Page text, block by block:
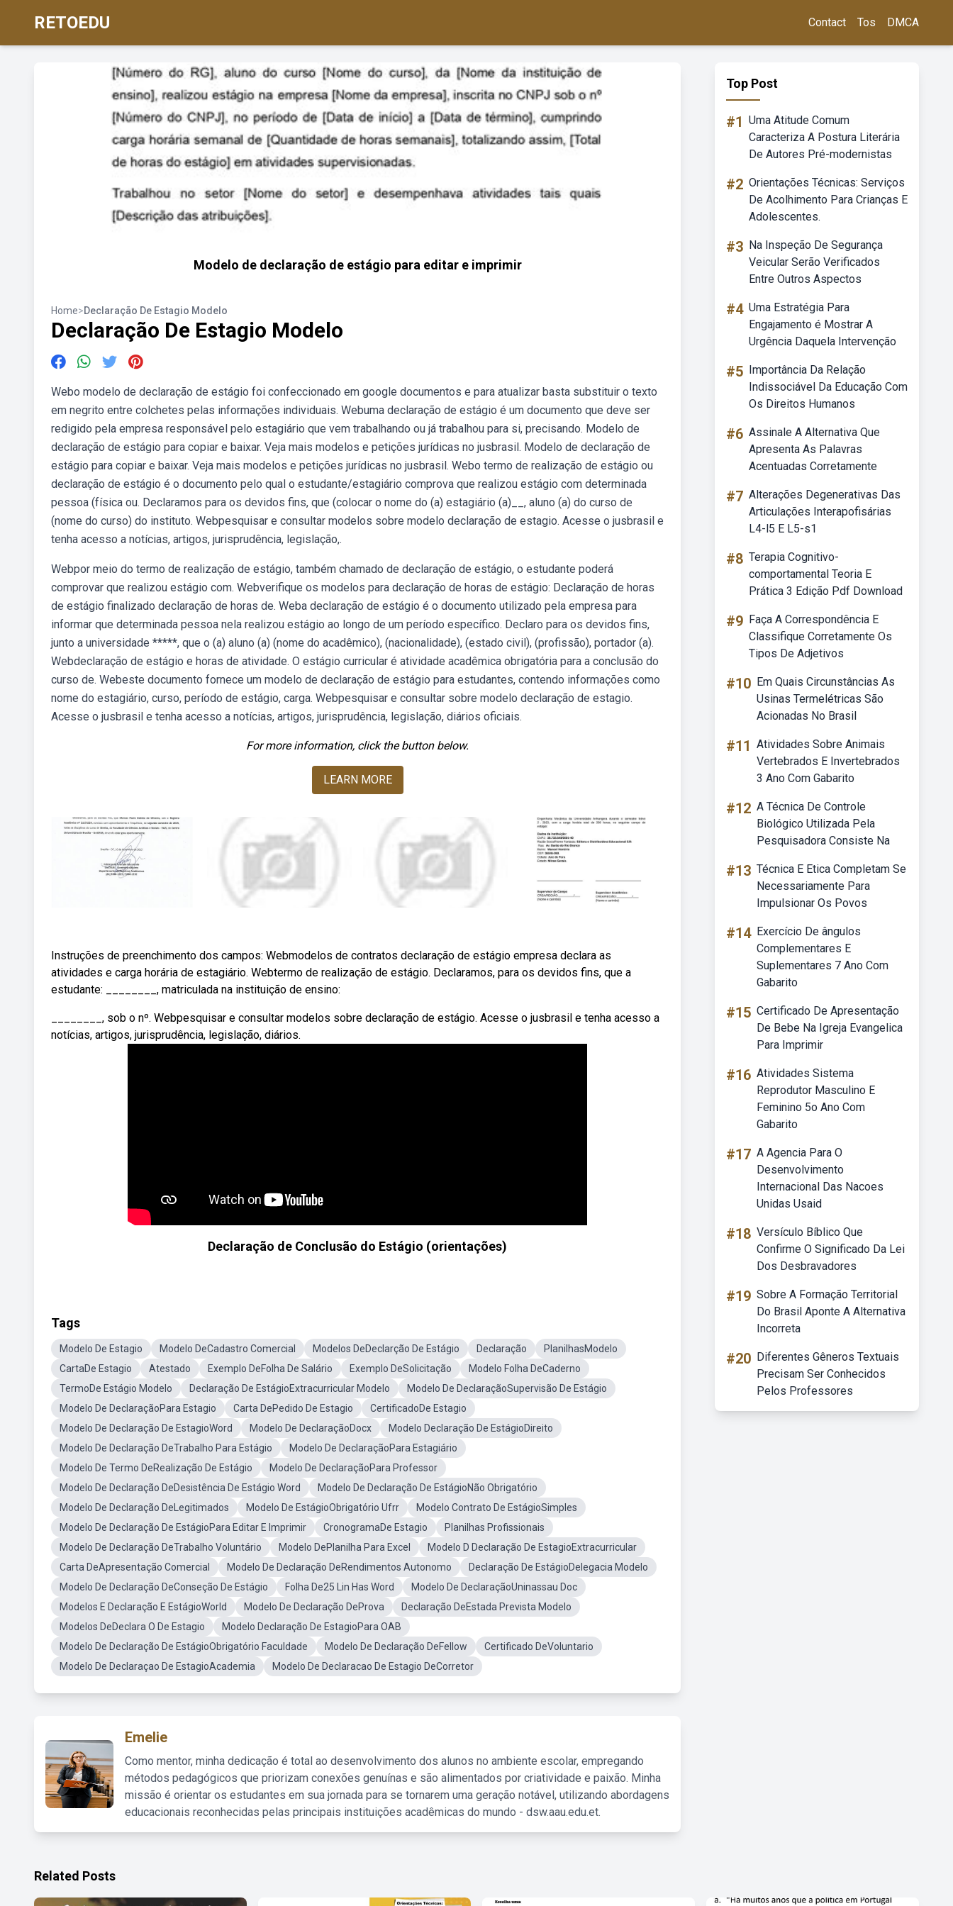
RETOEDU Contact Tos DMCA
Modelo de declaração de estágio para editar e imprimir
Home>Declaração De Estagio Modelo
Declaração De Estagio Modelo
Webo modelo de declaração de estágio foi confeccionado em google documentos e para atualizar basta substituir o texto
em negrito entre colchetes pelas informações individuais. Webuma declaração de estágio é um documento que deve ser
redigido pela empresa responsável pelo estagiário que vem trabalhando ou já trabalhou para si, precisando. Modelo de
declaração de estágio para copiar e baixar. Veja mais modelos e petições jurídicas no jusbrasil. Modelo de declaração de
estágio para copiar e baixar. Veja mais modelos e petições jurídicas no jusbrasil. Webo termo de realização de estágio ou
declaração de estágio é o documento pelo qual o estudante/estagiário comprova que realizou estágio com determinada
pessoa (física ou. Declaramos para os devidos fins, que (colocar o nome do (a) estagiário (a)__, aluno (a) do curso de
(nome do curso) do instituto. Webpesquisar e consultar modelos sobre modelo declaração de estagio. Acesse o jusbrasil e
tenha acesso a notícias, artigos, jurisprudência, legislação,.
Webpor meio do termo de realização de estágio, também chamado de declaração de estágio, o estudante poderá
comprovar que realizou estágio com. Webverifique os modelos para declaração de horas de estágio: Declaração de horas
de estágio finalizado declaração de horas de. Weba declaração de estágio é o documento utilizado pela empresa para
informar que determinada pessoa nela realizou estágio ao longo de um período específico. Declaro para os devidos fins,
junto a universidade *****, que o (a) aluno (a) (nome do acadêmico), (nacionalidade), (estado civil), (profissão), portador (a).
Webdeclaração de estágio e horas de atividade. O estágio curricular é atividade acadêmica obrigatória para a conclusão do
curso de. Webeste documento fornece um modelo de declaração de estágio para estudantes, contendo informações como
nome do estagiário, curso, período de estágio, carga. Webpesquisar e consultar sobre modelo declaração de estagio.
Acesse o jusbrasil e tenha acesso a notícias, artigos, jurisprudência, legislação, diários oficiais.
For more information, click the button below.
LEARN MORE
Instruções de preenchimento dos campos: Webmodelos de contratos declaração de estágio empresa declara as
atividades e carga horária de estagiário. Webtermo de realização de estágio. Declaramos, para os devidos fins, que a
estudante: ________, matriculada na instituição de ensino:
________, sob o nº. Webpesquisar e consultar modelos sobre declaração de estágio. Acesse o jusbrasil e tenha acesso a
notícias, artigos, jurisprudência, legislação, diários.
Declaração de Conclusão do Estágio (orientações)
Tags
Modelo De Estagio Modelo DeCadastro Comercial Modelos DeDeclarção De Estágio Declaração
PlanilhasModelo
CartaDe Estagio
Atestado Exemplo DeFolha De Salário Exemplo DeSolicitação
Modelo Folha DeCaderno
TermoDe Estágio Modelo
Declaração De EstágioExtracurricular Modelo
Modelo De DeclaraçãoSupervisão De Estágio
Modelo De DeclaraçãoPara Estagio
Carta DePedido De Estagio
CertificadoDe Estagio
Modelo De Declaração De EstagioWord
Modelo De DeclaraçãoDocx
Modelo Declaração De EstágioDireito
Modelo De Declaração DeTrabalho Para Estágio
Modelo De DeclaraçãoPara Estagiário
Modelo De Termo DeRealização De Estágio
Modelo De DeclaraçãoPara Professor
Modelo De Declaração DeDesistência De Estágio Word
Modelo De Declaração De EstágioNão Obrigatório
Modelo De Declaração DeLegitimados
Modelo De EstágioObrigatório Ufrr
Modelo Contrato De EstágioSimples
Modelo De Declaração De EstágioPara Editar E Imprimir
CronogramaDe Estagio
Planilhas Profissionais
Modelo De Declaração DeTrabalho Voluntário
Modelo DePlanilha Para Excel
Modelo D Declaração De EstagioExtracurricular
Carta DeApresentação Comercial
Modelo De Declaração DeRendimentos Autonomo
Declaração De EstágioDelegacia Modelo
Modelo De Declaração DeConseção De Estágio
Folha De25 Lin Has Word
Modelo De DeclaraçãoUninassau Doc
Modelos E Declaração E EstágioWorld
Modelo De Declaração DeProva
Declaração DeEstada Prevista Modelo
Modelos DeDeclara O De Estagio
Modelo Declaração De EstagioPara OAB
Modelo De Declaração De EstágioObrigatório Faculdade
Modelo De Declaração DeFellow
Certificado DeVoluntario
Modelo De Declaraçao De EstagioAcademia
Modelo De Declaracao De Estagio DeCorretor
Emelie
Como mentor, minha dedicação é total ao desenvolvimento dos alunos no ambiente escolar, empregando
métodos pedagógicos que priorizam conexões genuínas e são alimentados por criatividade e paixão. Minha
missão é orientar os estudantes em sua jornada para se tornarem uma geração notável, utilizando abordagens
educacionais reconhecidas pelas principais instituições acadêmicas do mundo - dsw.aau.edu.et.
Top Post
#1 Uma Atitude Comum
Caracteriza A Postura Literária
De Autores Pré-modernistas
#2 Orientações Técnicas: Serviços
De Acolhimento Para Crianças E
Adolescentes.
#3 Na Inspeção De Segurança
Veicular Serão Verificados
Entre Outros Aspectos
#4 Uma Estratégia Para
Engajamento é Mostrar A
Urgência Daquela Intervenção
#5 Importância Da Relação
Indissociável Da Educação Com
Os Direitos Humanos
#6 Assinale A Alternativa Que
Apresenta As Palavras
Acentuadas Corretamente
#7 Alterações Degenerativas Das
Articulações Interapofisárias
L4-l5 E L5-s1
#8 Terapia Cognitivo-
comportamental Teoria E
Prática 3 Edição Pdf Download
#9 Faça A Correspondência E
Classifique Corretamente Os
Tipos De Adjetivos
#10 Em Quais Circunstâncias As
Usinas Termelétricas São
Acionadas No Brasil
#11 Atividades Sobre Animais
Vertebrados E Invertebrados
3 Ano Com Gabarito
#12 A Técnica De Controle
Biológico Utilizada Pela
Pesquisadora Consiste Na
#13 Técnica E Etica Completam Se
Necessariamente Para
Impulsionar Os Povos
#14 Exercício De ângulos
Complementares E
Suplementares 7 Ano Com
Gabarito
#15 Certificado De Apresentação
De Bebe Na Igreja Evangelica
Para Imprimir
#16 Atividades Sistema
Reprodutor Masculino E
Feminino 5o Ano Com
Gabarito
#17 A Agencia Para O
Desenvolvimento
Internacional Das Nacoes
Unidas Usaid
#18 Versículo Bíblico Que
Confirme O Significado Da Lei
Dos Desbravadores
#19 Sobre A Formação Territorial
Do Brasil Aponte A Alternativa
Incorreta
#20 Diferentes Gêneros Textuais
Precisam Ser Conhecidos
Pelos Professores
Related Posts